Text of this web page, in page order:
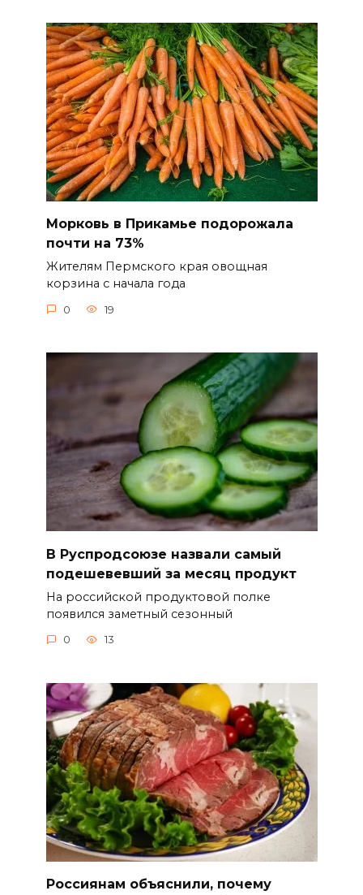
Морковь в Прикамье подорожала
почти на 73%
Жителям Пермского края овощная
корзина с начала года
0 19
В Руспродсоюзе назвали самый
подешевевший за месяц продукт
На российской продуктовой полке
появился заметный сезонный
0 13
Россиянам объяснили, почему